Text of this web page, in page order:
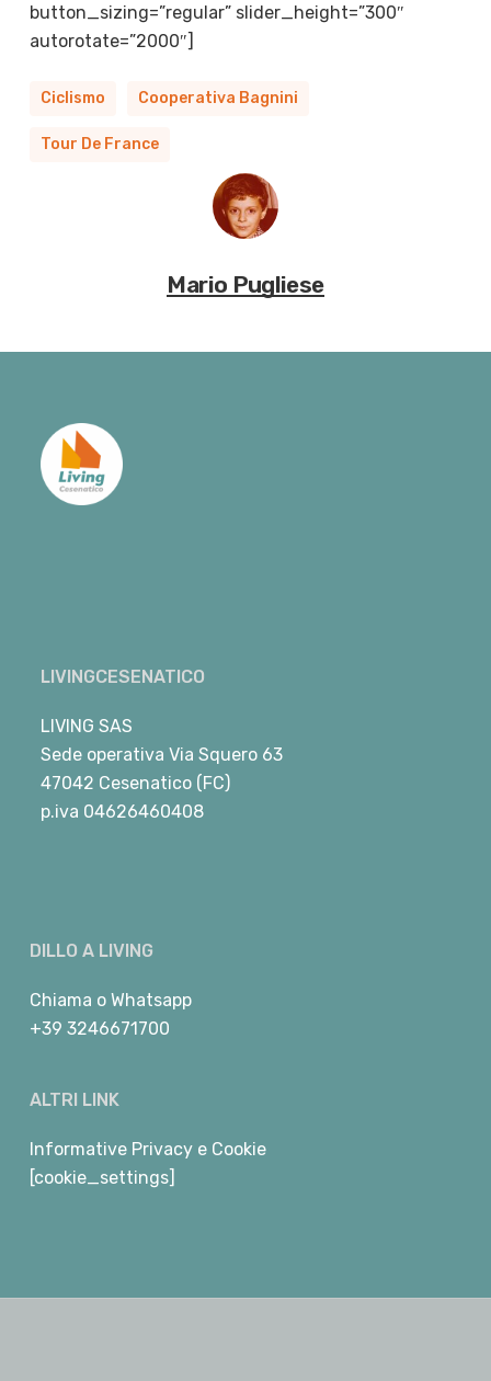
button_sizing=”regular” slider_height=”300″
autorotate=”2000″]
Ciclismo Cooperativa Bagnini
Tour De France
Mario Pugliese
LIVINGCESENATICO
LIVING SAS
Sede operativa Via Squero 63
47042 Cesenatico (FC)
p.iva 04626460408
DILLO A LIVING
Chiama o Whatsapp
+39 3246671700
ALTRI LINK
Informative Privacy e Cookie
[cookie_settings]